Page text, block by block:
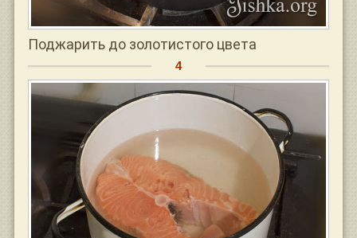
Поджарить до золотистого цвета